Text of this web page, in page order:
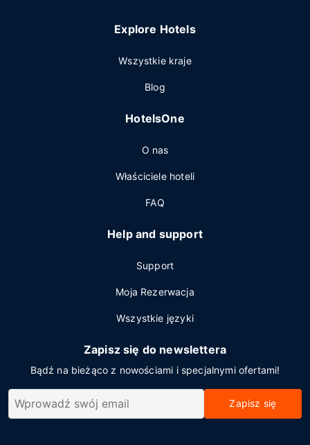
Explore Hotels
Wszystkie kraje
Blog
HotelsOne
O nas
Właściciele hoteli
FAQ
Help and support
Support
Moja Rezerwacja
Wszystkie języki
Zapisz się do newslettera
Bądź na bieżąco z nowościami i specjalnymi ofertami!
Zapisz się